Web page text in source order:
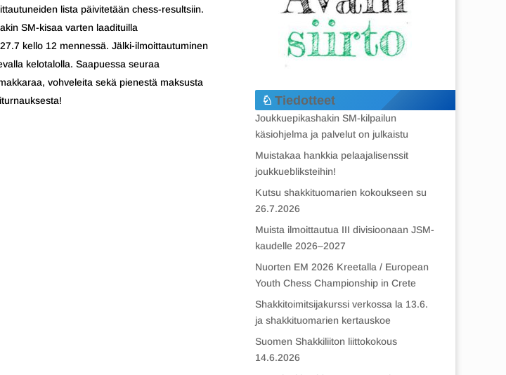
lista päivitetään chess-resultsiin.
SM-kisaa varten laadituilla
kello 12 mennessä. Jälki-ilmoittautuminen
kelotalolla. Saapuessa seuraa
vohveleita sekä pienestä maksusta
Tiedotteet
Joukkuepikashakin SM-kilpailun
käsiohjelma ja palvelut on julkaistu
Muistakaa hankkia pelaajalisenssit
joukkuebliksteihin!
Kutsu shakkituomarien kokoukseen su
26.7.2026
Muista ilmoittautua III divisioonaan JSM-
kaudelle 2026–2027
Nuorten EM 2026 Kreetalla / European
Youth Chess Championship in Crete
Shakkitoimitsijakurssi verkossa la 13.6.
ja shakkituomarien kertauskoe
Suomen Shakkiliiton liittokokous
14.6.2026